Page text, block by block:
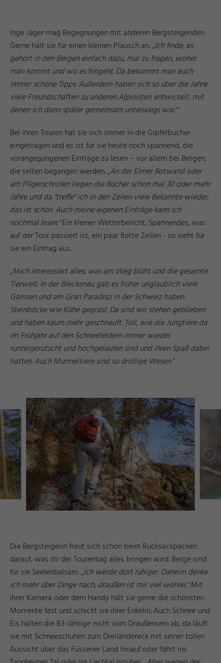
Inge Jäger mag Begegnungen mit anderen Bergsteigenden.
Gerne hält sie für einen kleinen Plausch an.„Ich finde, es
gehört in den Bergen einfach dazu, mal zu fragen, woher
man kommt und wo es hingeht. Da bekommt man auch
immer schöne Tipps. Außerdem haben sich so über die Jahre
viele Freundschaften zu anderen Alpinisten entwickelt, mit
denen ich dann später gemeinsam unterwegs war."
Bei ihren Touren hat sie sich immer in die Gipfelbücher
eingetragen und es ist für sie heute noch spannend, die
vorangegangenen Einträge zu lesen – vor allem bei Bergen,
die selten begangen werden.„An der Elmer Rotwand oder
am Pilgerschrofen liegen die Bücher schon mal 30 oder mehr
Jahre und da "treffe" ich in den Zeilen viele Bekannte wieder,
das ist schön. Auch meine eigenen Einträge kann ich
nochmal lesen."Ein kleiner Wetterbericht, Spannendes, was
auf der Tour passiert ist, ein paar flotte Zeilen - so sieht für
sie ein Eintrag aus.
„Mich interessiert alles, was am Weg blüht und die gesamte
Tierwelt. In der Bleckenau gab es früher unglaublich viele
Gämsen und am Gran Paradiso in der Schweiz haben
Steinböcke wie Kühe gegrast. Da sind wir stehen geblieben
und haben kaum mehr geschnauft. Toll, wie die Jungtiere da
im Frühjahr auf den Schneefeldern immer wieder
runtergerutscht und hochgelaufen sind und ihren Spaß dabei
hatten. Auch Murmeltiere sind so drollige Wesen."
©
ü
s
s
e
n
T
o
ri
s
m
us
u
n
M
k
e
ti
n g
©
ü
s
s
e
n
T
o
ri
s
m
u
u
n
M
k
e
ti
n
Die Bergsteigerin freut sich schon beim Rucksackpacken
darauf, was ihr der Tourentag alles bringen wird. Berge sind
für sie Seelenbalsam.„Ich werde dort ruhiger. Daheim denke
ich mehr über Dinge nach, draußen ist mir viel wohler."Mit
ihrer Kamera oder dem Handy hält sie gerne die schönsten
Momente fest und schickt sie ihrer Enkelin. Auch Schnee und
Eis halten die 83-Jährige nicht vom Draußensein ab, da läuft
sie mit Schneeschuhen zum Dreiländereck mit seiner tollen
Aussicht über das Füssener Land hinauf oder fährt ins